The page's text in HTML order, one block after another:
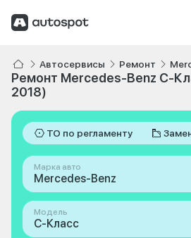
Автосервисы Ремонт
Ремонт Mercedes-Benz C-
2018)
ТО по регламенту
Марка авто
Mercedes-Benz
Модель
C-Класс